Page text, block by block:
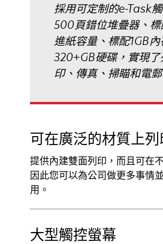
採用可定制的e-Task
500頁錯位堆疊器、
進紙容量、標配1GB
320+GB硬碟，實現了
印、傳真、掃瞄和電
可在廣泛的材質上列
提供內建雙面列印，而且可在
因此您可以為公司做更多事情
用。
大型觸控螢幕